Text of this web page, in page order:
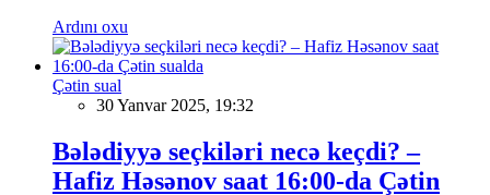
Ardını oxu
Çətin sual
30 Yanvar 2025, 19:32
Bələdiyyə seçkiləri necə keçdi? –
Hafiz Həsənov saat 16:00-da Çətin